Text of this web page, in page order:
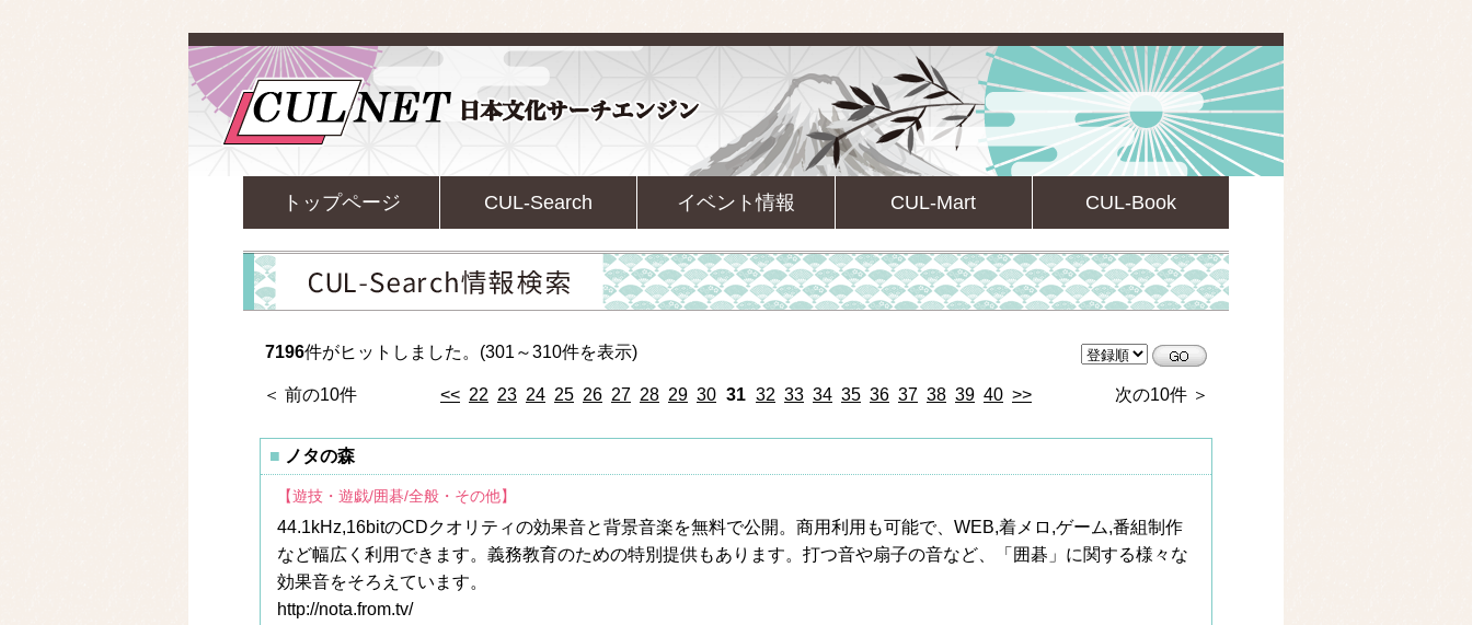
トップページ CUL-Search イベント情報 CUL-Mart CUL-Book
7196件がヒットしました。(301～310件を表示)
＜ 前の10件 次の10件 ＞
<< 22 23 24 25 26 27 28 29 30 31 32 33 34 35 36 37 38 39 40 >>
ノタの森
【遊技・遊戯/囲碁/全般・その他】
44.1kHz,16bitのCDクオリティの効果音と背景音楽を無料で公開。商用利用も可能で、WEB,着メロ,ゲーム,番組制作
など幅広く利用できます。義務教育のための特別提供もあります。打つ音や扇子の音など、「囲碁」に関する様々な
効果音をそろえています。
http://nota.from.tv/